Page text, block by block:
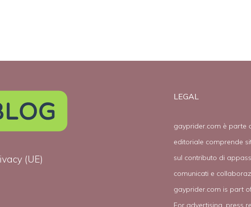
(UE)
LEGAL
gayprider.com è parte
editoriale comprende
sul contributo di
comunicati e
gayprider.com is part
For advertising, press